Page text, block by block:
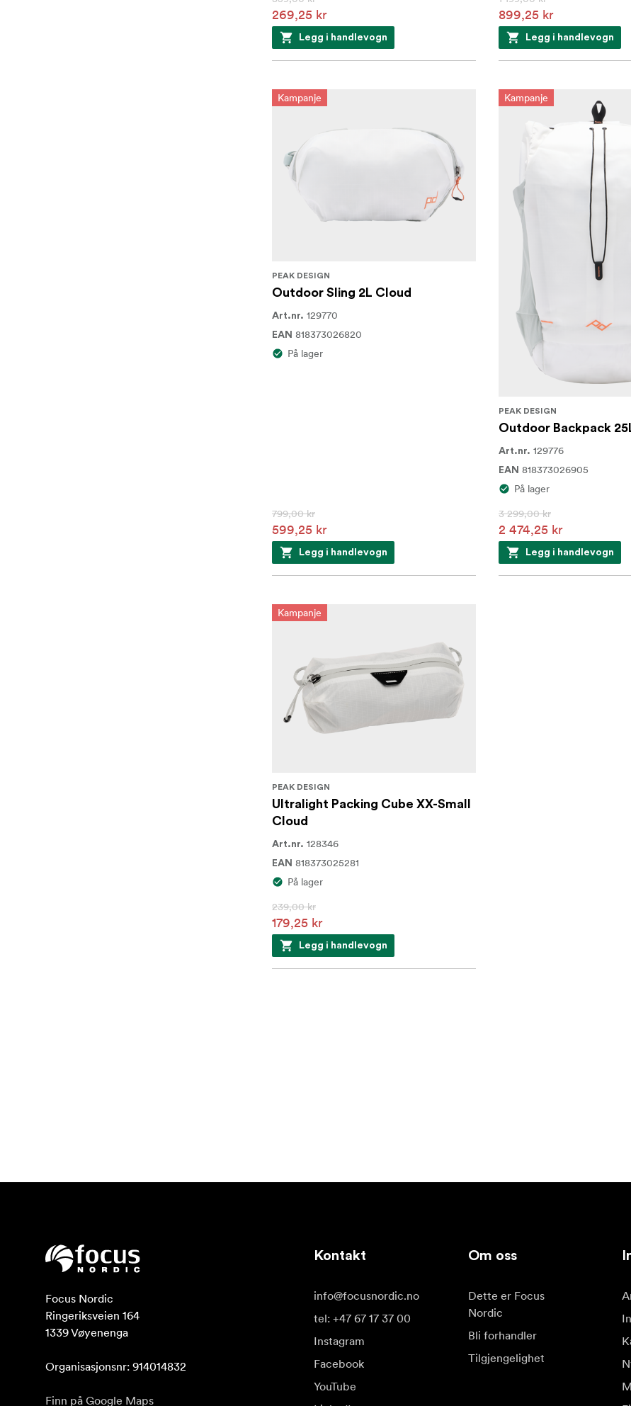
269,25 kr
Legg i handlevogn
899,25 kr
Legg i handlevogn
Kampanje
PEAK DESIGN
Outdoor Sling 2L Cloud
Art.nr. 129770
EAN 818373026820
På lager
799,00 kr
599,25 kr
Legg i handlevogn
Kampanje
PEAK DESIGN
Outdoor Backpack
Art.nr. 129776
EAN 818373026905
På lager
3 299,00 kr
2 474,25 kr
Legg i handlevogn
Kampanje
PEAK DESIGN
Ultralight Packing Cube XX-Small
Cloud
Art.nr. 128346
EAN 818373025281
På lager
239,00 kr
179,25 kr
Legg i handlevogn
Focus Nordic
Ringeriksveien 164
1339 Vøyenenga
Organisasjonsnr: 914014832
Finn på Google Maps
Kontakt
info@focusnordic.no
tel: +47 67 17 37 00
Instagram
Facebook
YouTube
Om oss
Dette er Focus
Nordic
Bli forhandler
Tilgjengelighet